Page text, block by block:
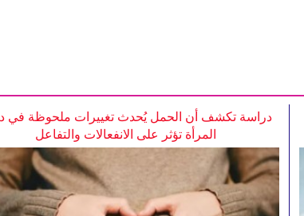
دراسة تكشف أن الحمل يُحدث تغييرات ملحوظة في
المرأة تؤثر على الانفعالات والتفاعل